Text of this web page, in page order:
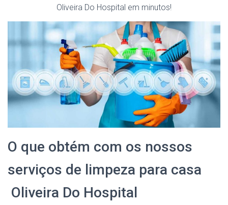
Oliveira Do Hospital em minutos!
O que obtém com os nossos
serviços de limpeza para casa
Oliveira Do Hospital